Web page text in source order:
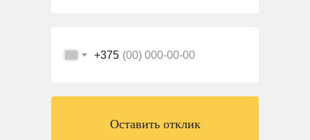
+375
Оставить отклик